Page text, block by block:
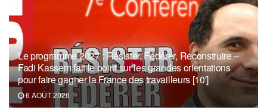
Le programme 2027 : Résister, Fédérer, Reconstruire –
Fadi Kassem fait le point sur les grandes orientations
pour faire gagner la France des travailleurs [10′]
6 AOÛT 2026